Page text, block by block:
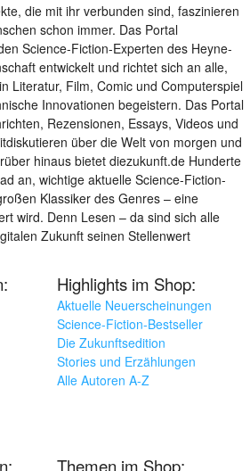
die mit ihr verbunden sind, faszinieren
schon immer. Das Portal
Science-Fiction-Experten des Heyne-
entwickelt und richtet sich an alle,
Literatur, Film, Comic und Computerspiel
Innovationen begeistern. Das Portal
Rezensionen, Essays, Videos und
über die Welt von morgen und
hinaus bietet diezukunft.de Hunderte
an, wichtige aktuelle Science-Fiction-
Klassiker des Genres – eine
wird. Denn Lesen – da sind sich alle
Zukunft seinen Stellenwert
Highlights im Shop:
Aktuelle Neuerscheinungen
Science-Fiction-Bestseller
Die Zukunftsedition
Stories und Erzählungen
Alle Autoren A-Z
Themen im Shop: